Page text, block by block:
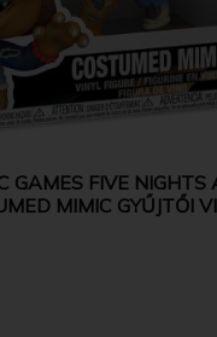
GAMES FIVE NIGHTS
MIMIC GYŰJTŐI